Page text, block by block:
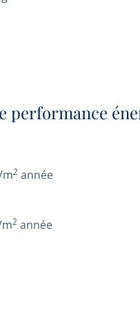
performance
m2 année
m2 année